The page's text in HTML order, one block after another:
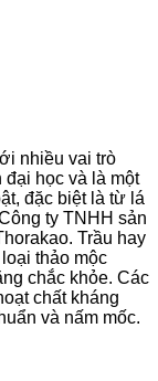
nhiều vai trò
đại học và là một
đặc biệt là từ lá
ty TNHH sản
Trầu hay
loại thảo mộc
chắc khỏe. Các
chất kháng
và nấm mốc.